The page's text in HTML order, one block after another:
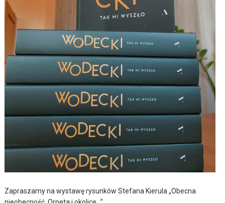
Zapraszamy na wystawę rysunków Stefana Kierula „Obecna